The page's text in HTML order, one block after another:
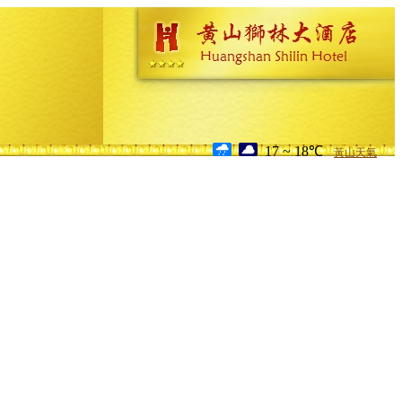
17 ~ 18℃ 黃山天氣